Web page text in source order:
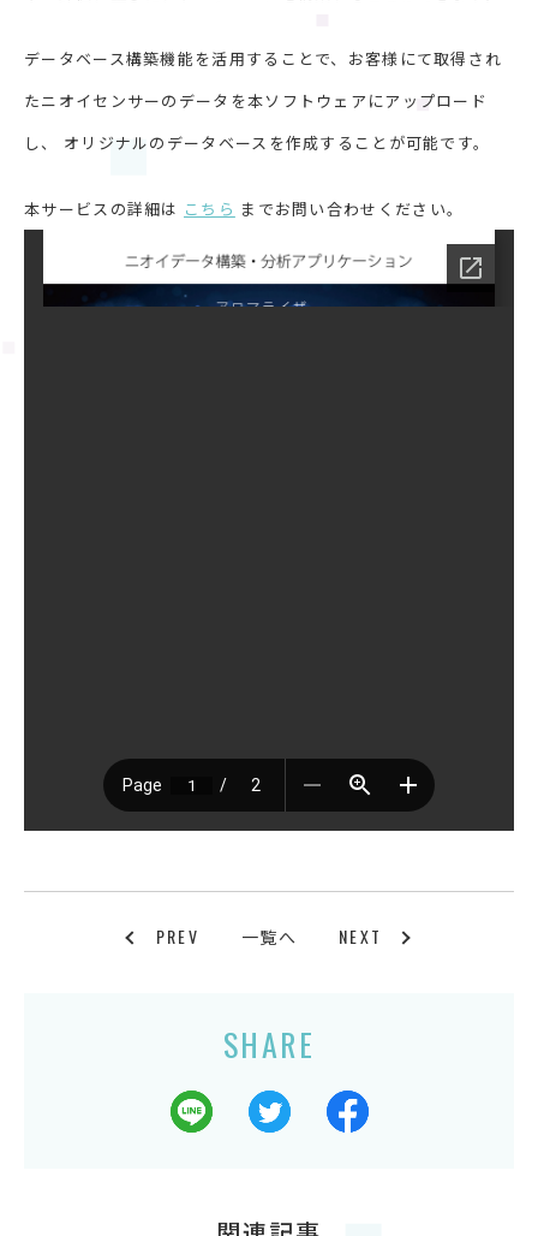
データベース構築機能を活用することで、お客様にて取得され
たニオイセンサーのデータを本ソフトウェアにアップロード
し、 オリジナルのデータベースを作成することが可能です。
本サービスの詳細は こちら までお問い合わせください。
PREV 一覧へ NEXT
SHARE